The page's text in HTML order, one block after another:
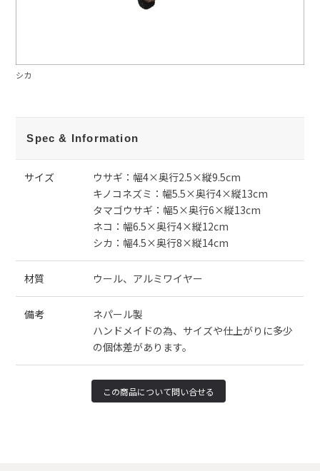
シカ
Spec & Information
サイズ
ウサギ：幅4×奥行2.5×縦9.5cm
キノコネズミ：幅5.5×奥行4×縦13cm
タマゴウサギ：幅5×奥行6×縦13cm
ネコ：幅6.5×奥行4×縦12cm
シカ：幅4.5×奥行8×縦14cm
材質 ウール、アルミワイヤー
備考
ネパール製
ハンドメイドの為、サイズや仕上がりに多少
の個体差があります。